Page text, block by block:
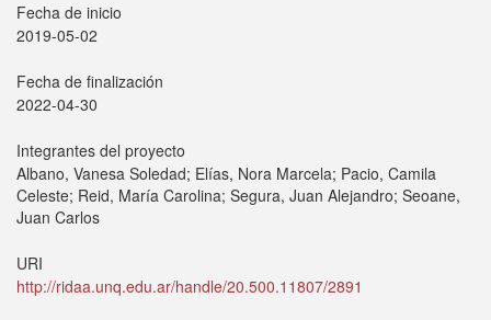
Fecha de inicio
2019-05-02
Fecha de finalización
2022-04-30
Integrantes del proyecto
Albano, Vanesa Soledad; Elías, Nora Marcela; Pacio, Camila
Celeste; Reid, María Carolina; Segura, Juan Alejandro; Seoane,
Juan Carlos
URI
http://ridaa.unq.edu.ar/handle/20.500.11807/2891